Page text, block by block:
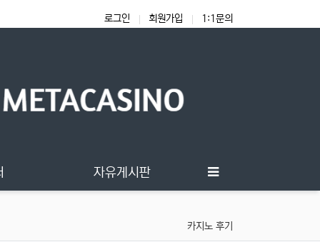
로그인 회원가입 1:1문의
자유게시판
카지노 후기